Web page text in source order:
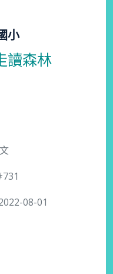
小
讀森林
08-01